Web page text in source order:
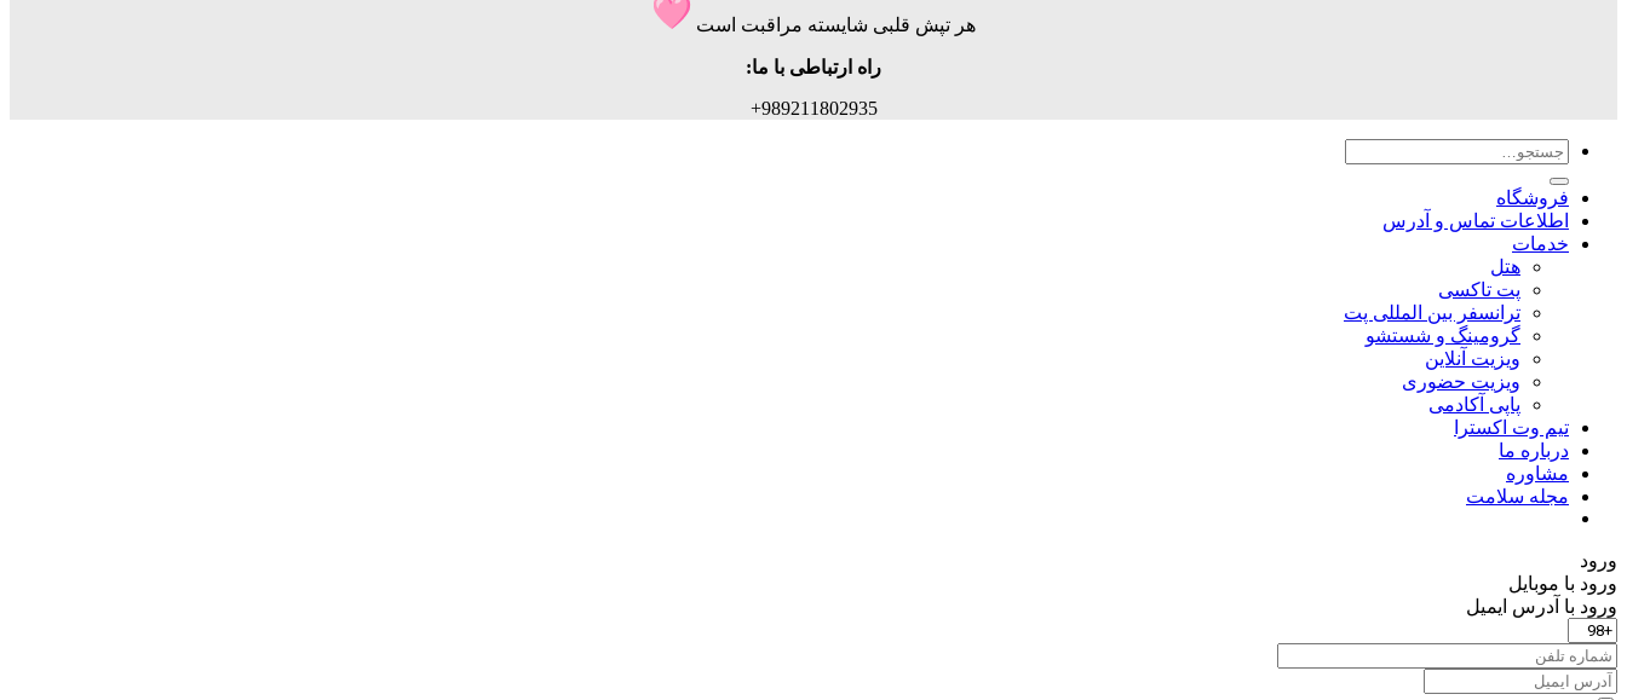
هر تپش قلبی شایسته مراقبت است
راه ارتباطی با ما:
989211802935+
جستجو
فروشگاه
اطلاعات تماس و آدرس
خدمات
هتل
پت تاکسی
ترانسفر بین المللی پت
گرومینگ و شستشو
ویزیت آنلاین
ویزیت حضوری
پاپی آکادمی
تیم وت اکسترا
درباره ما
مشاوره
مجله سلامت
ورود
ورود با موبایل
ورود با ‫آدرس ایمیل